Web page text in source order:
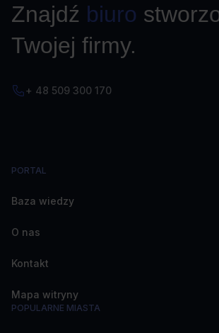
Znajdź biuro
Twojej firmy.
+ 48 509 300 170
PORTAL
Baza wiedzy
O nas
Kontakt
Mapa witryny
POPULARNE MIASTA